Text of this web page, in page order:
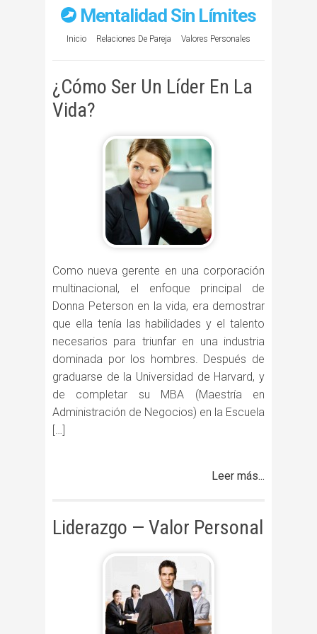
Mentalidad Sin Límites
Inicio Relaciones De Pareja Valores Personales
¿Cómo Ser Un Líder En La
Vida?
Como nueva gerente en una corporación
multinacional, el enfoque principal de
Donna Peterson en la vida, era demostrar
que ella tenía las habilidades y el talento
necesarios para triunfar en una industria
dominada por los hombres. Después de
graduarse de la Universidad de Harvard, y
de completar su MBA (Maestría en
Administración de Negocios) en la Escuela
[…]
Leer más...
Liderazgo — Valor Personal